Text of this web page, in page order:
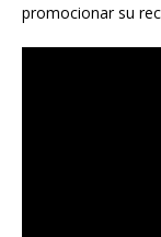
promocionar su